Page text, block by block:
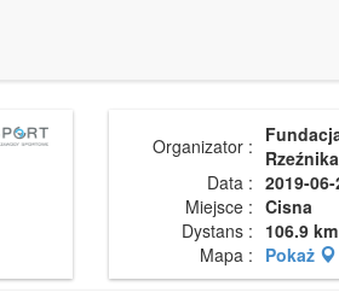
Organizator : Rzeźnika
Data : 2019-
Miejsce : Cisna
Dystans : 106.9 km
Mapa : Pokaż